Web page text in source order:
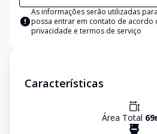
As informações serão utilizadas
possa entrar em contato de acordo
privacidade e termos de serviço
Características
Área Total 69